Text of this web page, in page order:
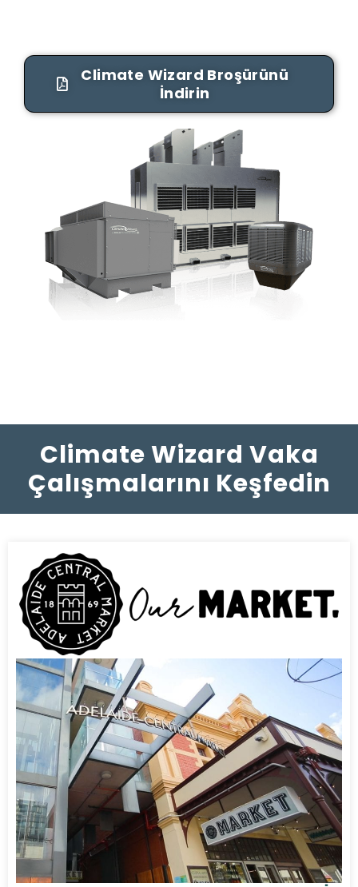
Climate Wizard Broşürünü
İndirin
Climate Wizard Vaka
Çalışmalarını Keşfedin